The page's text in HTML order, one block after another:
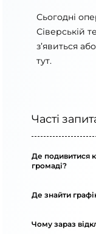
Сьогодні
Сіверській
з’явиться
тут.
Часті
Де подивитися
громаді?
Де знайти
Чому зараз